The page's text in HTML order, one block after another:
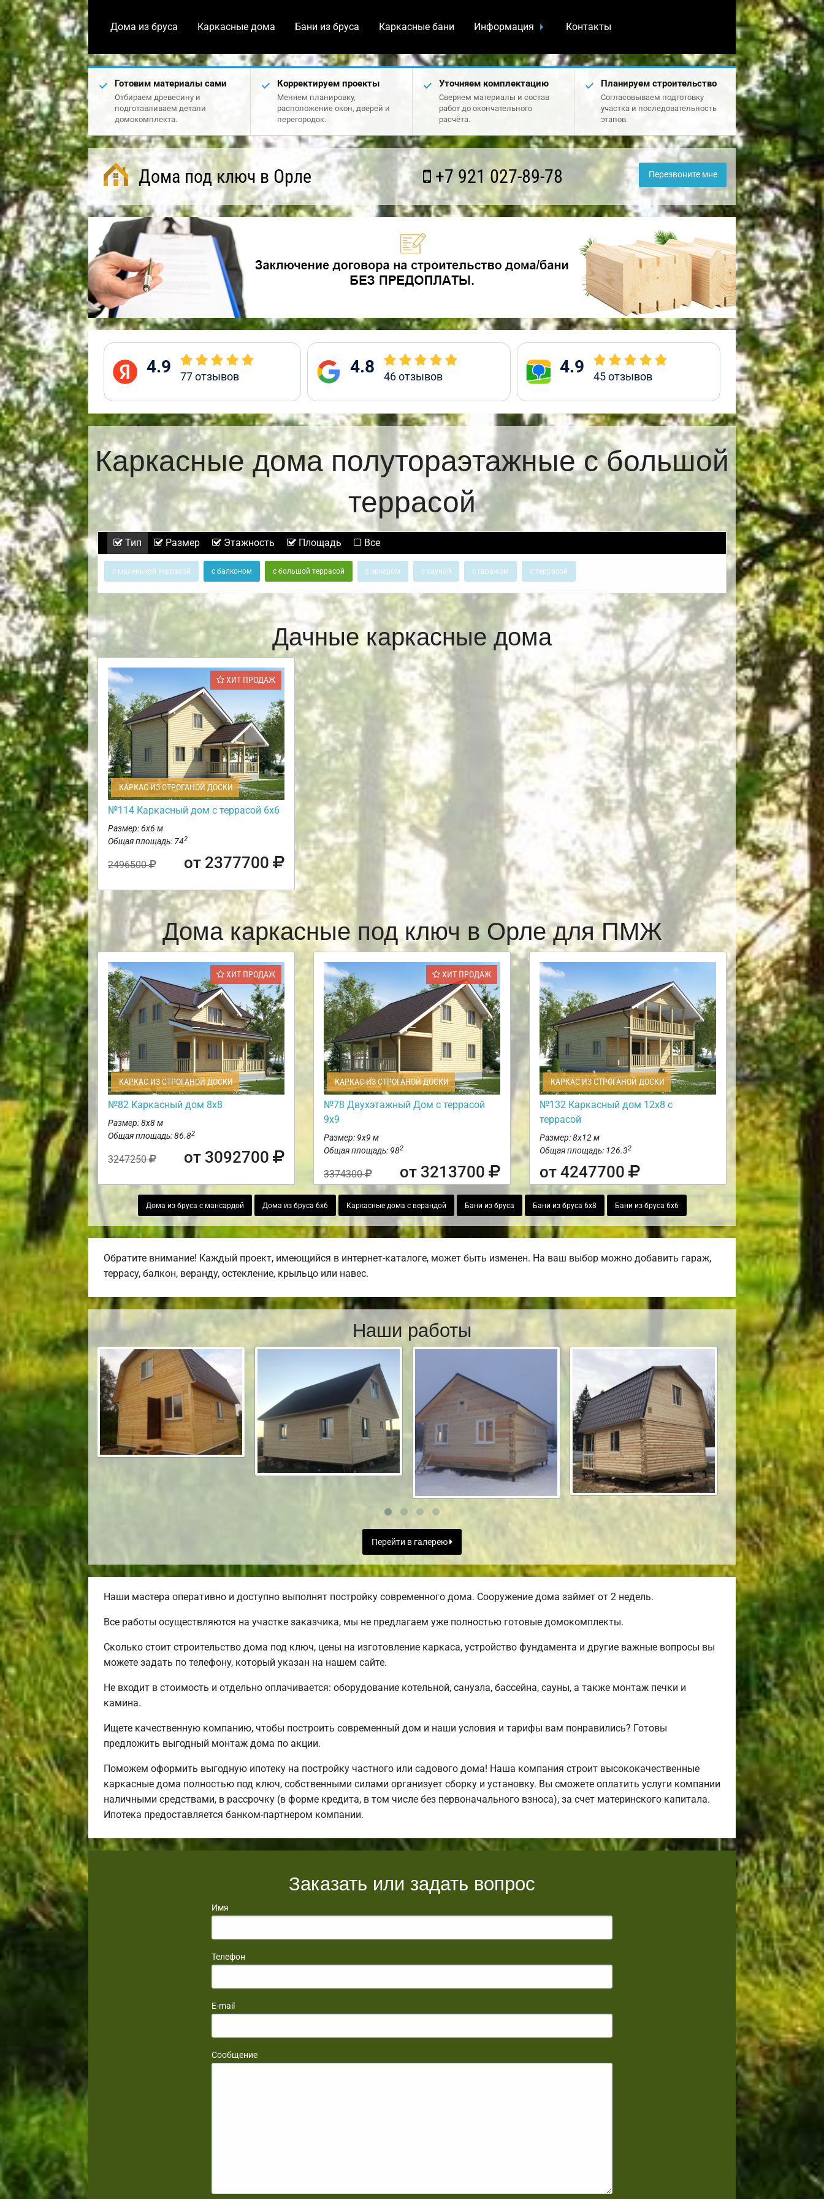
Дома из бруса Каркасные дома Бани из бруса Каркасные бани Информация Контакты
Готовим материалы сами
Отбираем древесину и
подготавливаем детали
домокомплекта.
Корректируем проекты
Меняем планировку,
расположение окон, дверей и
перегородок.
Уточняем комплектацию
Сверяем материалы и состав
работ до окончательного
расчёта.
Планируем строительство
Согласовываем подготовку
участка и последовательность
этапов.
Дома под ключ в Орле +7 921 027-89-78 Перезвоните мне
4.9 77отзывов 4.8 46отзывов 4.9 45отзывов
Каркасные дома полутораэтажные с большой
террасой
Тип Размер Этажность Площадь Все
с маленькой террасой с балконом с большой террасой с эркером с сауной с гаражом с террасой
Дачные каркасные дома
ХИТ ПРОДАЖ
КАРКАС ИЗ СТРОГАНОЙ ДОСКИ
№114 Каркасный дом с террасой 6х6
Размер: 6х6 м
Общая площадь: 742
2496500 от 2377700
Дома каркасные под ключ в Орле для ПМЖ
ХИТ ПРОДАЖ
КАРКАС ИЗ СТРОГАНОЙ ДОСКИ
№82 Каркасный дом 8х8
Размер: 8х8 м
Общая площадь: 86.82
3247250 от 3092700
ХИТ ПРОДАЖ
КАРКАС ИЗ СТРОГАНОЙ ДОСКИ
№78 Двухэтажный Дом с террасой
9х9
Размер: 9х9 м
Общая площадь: 982
3374300 от 3213700
КАРКАС ИЗ СТРОГАНОЙ ДОСКИ
№132 Каркасный дом 12х8 с
террасой
Размер: 8х12 м
Общая площадь: 126.32
от 4247700
Дома из бруса с мансардой Дома из бруса 6х6 Каркасные дома с верандой Бани из бруса Бани из бруса 6х8 Бани из бруса 6х6
Обратите внимание! Каждый проект, имеющийся в интернет-каталоге, может быть изменен. На ваш выбор можно добавить гараж,
террасу, балкон, веранду, остекление, крыльцо или навес.
Наши работы
Перейти в галерею
Наши мастера оперативно и доступно выполнят постройку современного дома. Сооружение дома займет от 2 недель.
Все работы осуществляются на участке заказчика, мы не предлагаем уже полностью готовые домокомплекты.
Сколько стоит строительство дома под ключ, цены на изготовление каркаса, устройство фундамента и другие важные вопросы вы
можете задать по телефону, который указан на нашем сайте.
Не входит в стоимость и отдельно оплачивается: оборудование котельной, санузла, бассейна, сауны, а также монтаж печки и
камина.
Ищете качественную компанию, чтобы построить современный дом и наши условия и тарифы вам понравились? Готовы
предложить выгодный монтаж дома по акции.
Поможем оформить выгодную ипотеку на постройку частного или садового дома! Наша компания строит высококачественные
каркасные дома полностью под ключ, собственными силами организует сборку и установку. Вы сможете оплатить услуги компании
наличными средствами, в рассрочку (в форме кредита, в том числе без первоначального взноса), за счет материнского капитала.
Ипотека предоставляется банком-партнером компании.
Заказать или задать вопрос
Имя
Телефон
E-mail
Сообщение